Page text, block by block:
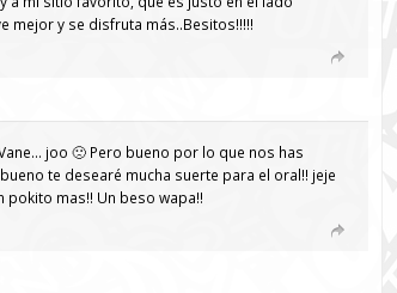
mejor y se disfruta más..Besitos!!!!!
joo 🙁 Pero bueno por lo que nos has
te desearé mucha suerte para el oral!! jeje
pokito mas!! Un beso wapa!!